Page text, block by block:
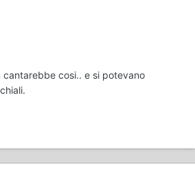
cantarebbe cosi.. e si potevano